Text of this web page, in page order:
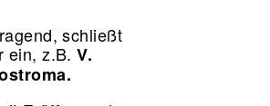
schließt
ein, z.B.V.